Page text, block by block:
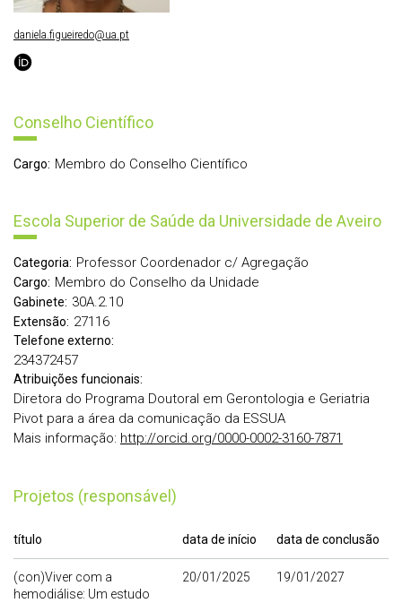
Conselho Científico
Cargo: Membro do Conselho Científico
Escola Superior de Saúde da Universidade de Aveiro
Categoria: Professor Coordenador c/ Agregação
Cargo: Membro do Conselho da Unidade
Gabinete: 30A.2.10
Extensão: 27116
Telefone externo:
234372457
Atribuições funcionais:
Diretora do Programa Doutoral em Gerontologia e Geriatria
Pivot para a área da comunicação da ESSUA
Mais informação: http://orcid.org/0000-0002-3160-7871
Projetos (responsável)
título data de início data de conclusão
(con)Viver com a
hemodiálise: Um estudo
20/01/2025 19/01/2027
daniela.figueiredo@ua.pt